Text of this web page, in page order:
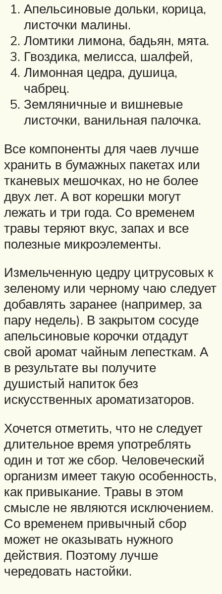
Апельсиновые дольки, корица,
листочки малины.
Ломтики лимона, бадьян, мята.
Гвоздика, мелисса, шалфей,
Лимонная цедра, душица,
чабрец.
Земляничные и вишневые
листочки, ванильная палочка.
Все компоненты для чаев лучше
хранить в бумажных пакетах или
тканевых мешочках, но не более
двух лет. А вот корешки могут
лежать и три года. Со временем
травы теряют вкус, запах и все
полезные микроэлементы.
Измельченную цедру цитрусовых к
зеленому или черному чаю следует
добавлять заранее (например, за
пару недель). В закрытом сосуде
апельсиновые корочки отдадут
свой аромат чайным лепесткам. А
в результате вы получите
душистый напиток без
искусственных ароматизаторов.
Хочется отметить, что не следует
длительное время употреблять
один и тот же сбор. Человеческий
организм имеет такую особенность,
как привыкание. Травы в этом
смысле не являются исключением.
Со временем привычный сбор
может не оказывать нужного
действия. Поэтому лучше
чередовать настойки.